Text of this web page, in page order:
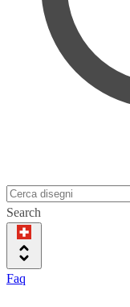
Search
Faq